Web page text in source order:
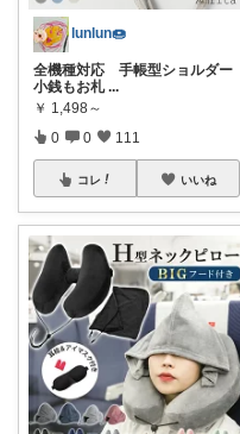
lunlun🍩
全機種対応 手帳型ショルダー
小銭もお札 ...
￥ 1,498～
0 0 111
コレ いいね